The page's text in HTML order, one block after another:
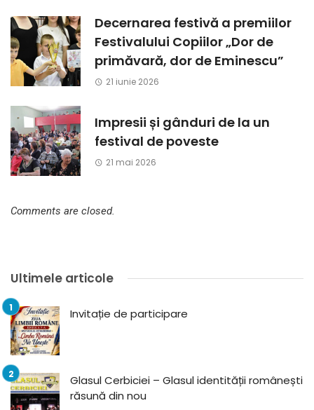
Decernarea festivă a premiilor
Festivalului Copiilor „Dor de
primăvară, dor de Eminescu”
21 iunie 2026
Impresii și gânduri de la un
festival de poveste
21 mai 2026
Comments are closed.
Ultimele articole
Invitație de participare
Glasul Cerbiciei – Glasul identității românești
răsună din nou